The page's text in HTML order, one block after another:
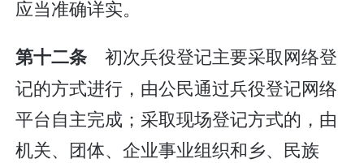
应当准确详实。
第十二条初次兵役登记主要采取网络登
记的方式进行，由公民通过兵役登记网络
平台自主完成；采取现场登记方式的，由
机关、团体、企业事业组织和乡、民族